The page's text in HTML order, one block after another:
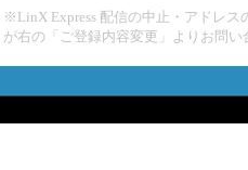
※LinX Express 配信の中止・アドレス
が右の「ご登録内容変更」よりお問い